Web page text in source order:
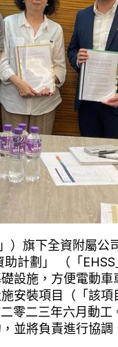
旗下全資附屬公
計劃」 （「
設施，方便電動
安裝項目（「該
零二三年六月動
並將負責進行協調